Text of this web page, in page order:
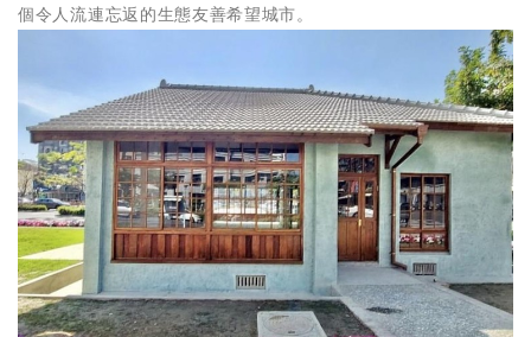
個令人流連忘返的生態友善希望城市。